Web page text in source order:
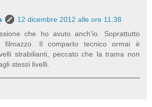
12 dicembre 2012 alle ore 11:38
che ho avuto anch'io. Soprattutto
filmazzo. Il comparto tecnico ormai è
strabilianti, peccato che la trama non
stessi livelli.